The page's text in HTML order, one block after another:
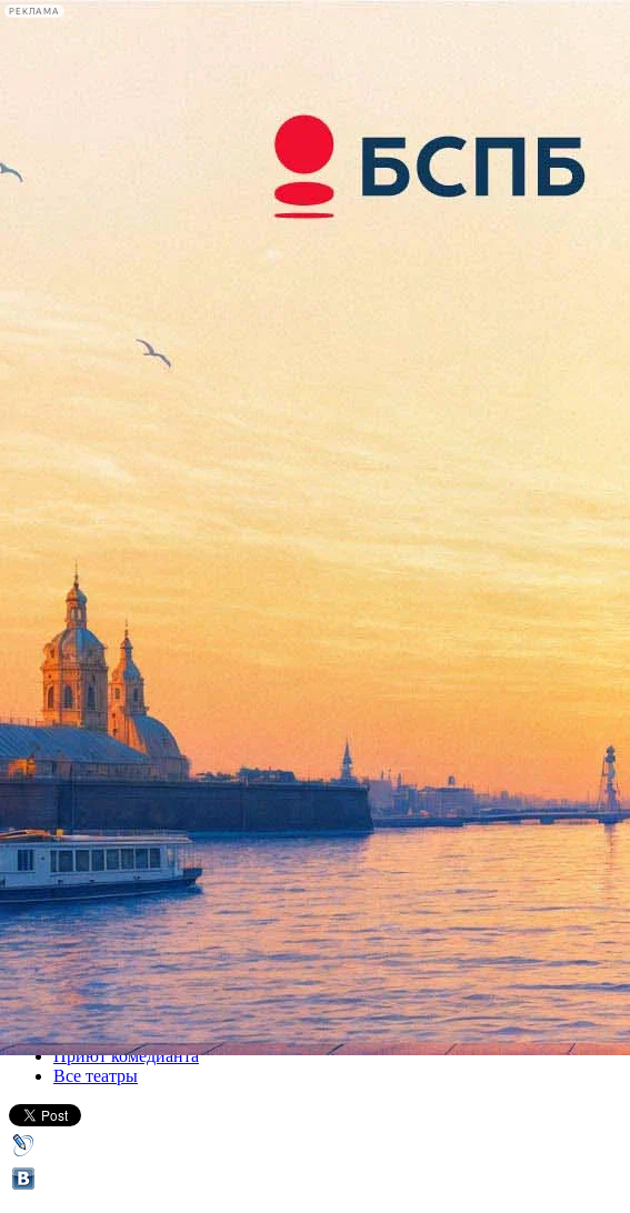
РЕКЛАМА
лекции
книги
«Лир» Богомолова вернулся в
21 сентября 2016, среда-22 сентября 2016, четверг
Версия для печати
Все спектакли
Приют комедианта
Все театры